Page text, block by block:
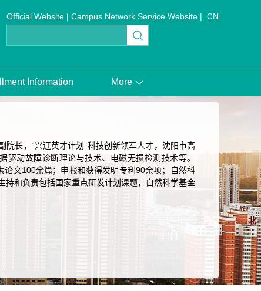
Official Website | Campus Network Service Website | CN
Information More
长，“兴辽英才计划”科技创新领军人才，沈阳市高
动故障诊断理论与技术、电磁无损检测技术等。
文100余篇；申报和获得发明专利90余项；自然科
和负责包括国家重点研发计划课题，自然科学基金